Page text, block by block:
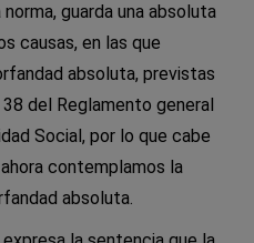
guarda una absoluta
causas, en las que
absoluta, previstas
del Reglamento general
Social, por lo que cabe
contemplamos la
absoluta.